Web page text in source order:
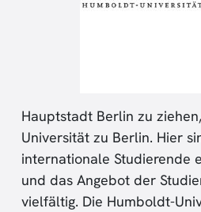
Hauptstadt Berlin zu
Universität zu Berlin. Hier
internationale Studierende
und das Angebot der
vielfältig. Die Humboldt-